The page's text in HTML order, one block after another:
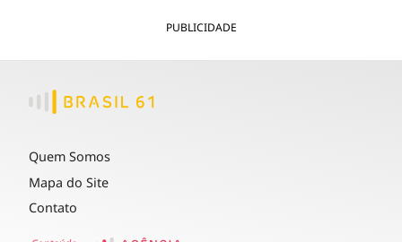
PUBLICIDADE
Quem Somos
Mapa do Site
Contato